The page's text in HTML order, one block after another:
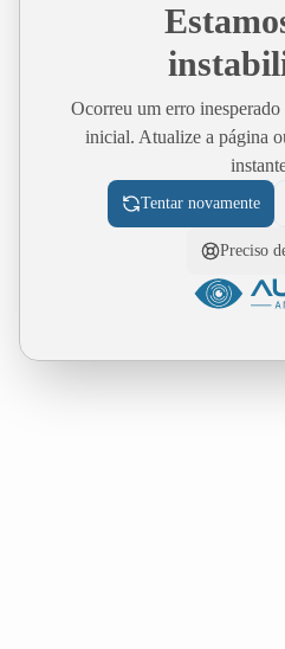
Ocorreu um erro
inicial. Atualize a página
Tentar novamente
Preciso